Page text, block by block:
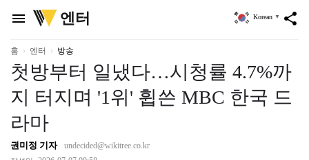
menu
위
키
리
엔터 share
Korean ▼
홈 엔터 방송
첫방부터 일냈다…시청률 4.7%까
지 터지며 '1위' 휩쓴 MBC 한국 드
라마
권미정 기자 undecided@wikitree.co.kr